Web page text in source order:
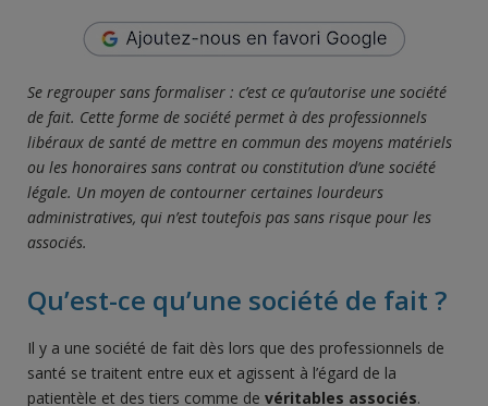
Se regrouper sans formaliser : c’est ce qu’autorise une société
de fait. Cette forme de société permet à des professionnels
libéraux de santé de mettre en commun des moyens matériels
ou les honoraires sans contrat ou constitution d’une société
légale. Un moyen de contourner certaines lourdeurs
administratives, qui n’est toutefois pas sans risque pour les
associés.
Qu’est-ce qu’une société de fait ?
Il y a une société de fait dès lors que des professionnels de
santé se traitent entre eux et agissent à l’égard de la
patientèle et des tiers comme de véritables associés.